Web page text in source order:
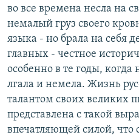
во все времена несла на
немалый груз своего
языка - но брала на себя
главных - честное
особенно в те годы,
лгала и немела. Жизнь
талантом своих великих
представлена с такой
впечатляющей силой, что